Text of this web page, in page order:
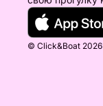
© Click&Boat